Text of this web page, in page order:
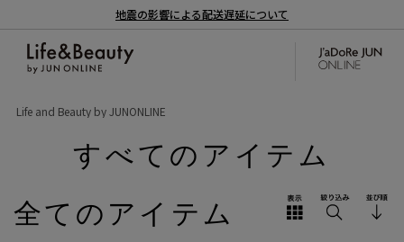
地震の影響による配送遅延について
Life and Beauty by JUNONLINE
すべてのアイテム
全てのアイテム